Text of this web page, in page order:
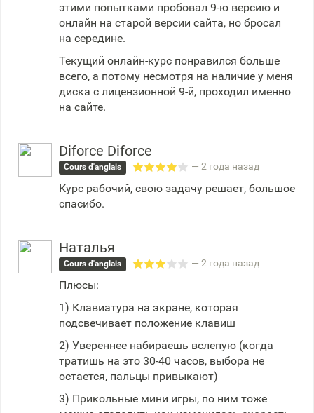
этими попытками пробовал 9-ю версию и
онлайн на старой версии сайта, но бросал
на середине.
Текущий онлайн-курс понравился больше
всего, а потому несмотря на наличие у меня
диска с лицензионной 9-й, проходил именно
на сайте.
Diforce Diforce
Cours d'anglais — 2 года назад
Курс рабочий, свою задачу решает, большое
спасибо.
Наталья
Cours d'anglais — 2 года назад
Плюсы:
1) Клавиатура на экране, которая
подсвечивает положение клавиш
2) Увереннее набираешь вслепую (когда
тратишь на это 30-40 часов, выбора не
остается, пальцы привыкают)
3) Прикольные мини игры, по ним тоже